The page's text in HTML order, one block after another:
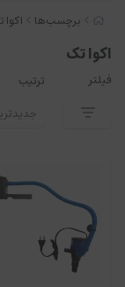
برچسب‌ها
اکوا تک
فیلتر ترتیب